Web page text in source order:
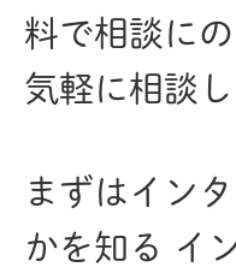
料で相談に
気軽に相談
まずはイン
かを知る イ